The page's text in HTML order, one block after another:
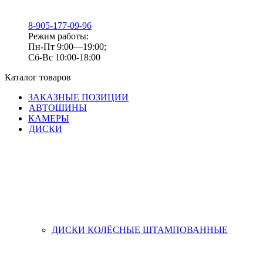
8-905-177-09-96
Режим работы:
Пн-Пт 9:00—19:00;
Сб-Вс 10:00-18:00
Каталог товаров
ЗАКАЗНЫЕ ПОЗИЦИИ
АВТОШИНЫ
КАМЕРЫ
ДИСКИ
ДИСКИ КОЛЁСНЫЕ ШТАМПОВАННЫЕ